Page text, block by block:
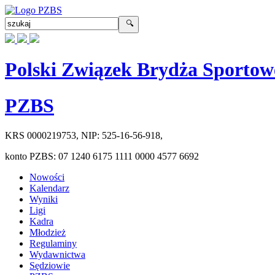
Polski Związek Brydża
PZBS
KRS 0000219753, NIP: 525-16-56-918,
konto PZBS: 07 1240 6175 1111 0000 4577 6692
Nowości
Kalendarz
Wyniki
Ligi
Kadra
Młodzież
Regulaminy
Wydawnictwa
Sędziowie